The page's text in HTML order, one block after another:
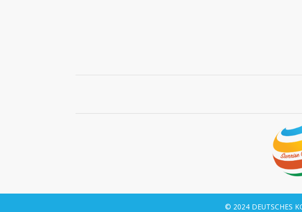
© 2024 DEUTSCHES